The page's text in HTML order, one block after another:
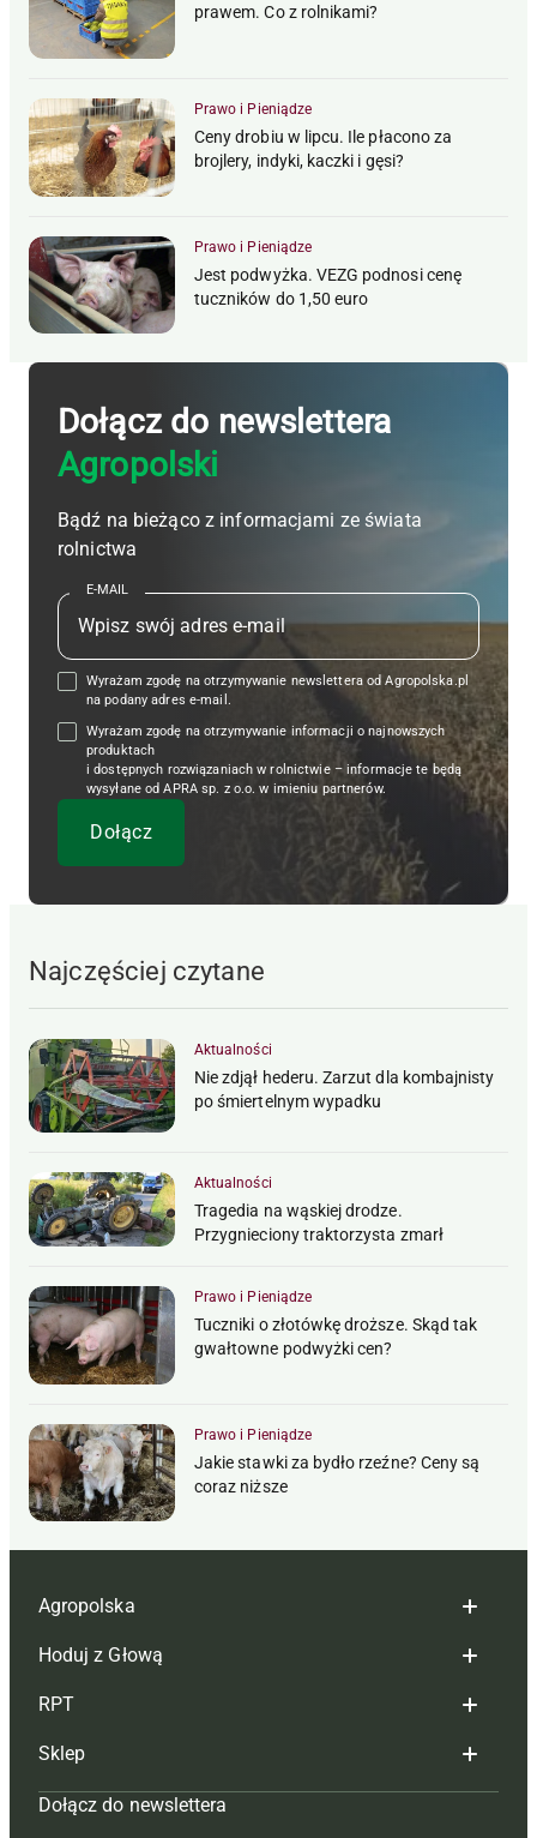
prawem. Co z rolnikami?
Prawo i Pieniądze
Ceny drobiu w lipcu. Ile płacono za
brojlery, indyki, kaczki i gęsi?
Prawo i Pieniądze
Jest podwyżka. VEZG podnosi cenę
tuczników do 1,50 euro
Dołącz do newslettera
Agropolski
Bądź na bieżąco z informacjami ze świata
rolnictwa
E-MAIL
Wyrażam zgodę na otrzymywanie newslettera od Agropolska.pl
na podany adres e-mail.
Wyrażam zgodę na otrzymywanie informacji o najnowszych
produktach
i dostępnych rozwiązaniach w rolnictwie – informacje te będą
wysyłane od APRA sp. z o.o. w imieniu partnerów.
Najczęściej czytane
Aktualności
Nie zdjął hederu. Zarzut dla kombajnisty
po śmiertelnym wypadku
Aktualności
Tragedia na wąskiej drodze.
Przygnieciony traktorzysta zmarł
Prawo i Pieniądze
Tuczniki o złotówkę droższe. Skąd tak
gwałtowne podwyżki cen?
Prawo i Pieniądze
Jakie stawki za bydło rzeźne? Ceny są
coraz niższe
Agropolska
Redakcja
Reklama
Tagi
Mapa serwisu
Hoduj z Głową
Hoduj z głową bydło
Hoduj z głową świnie
Prenumerata
RPT
Redakcja
Prenumerata
Sklep
Czasopisma i prenumerata
Dołącz do newslettera